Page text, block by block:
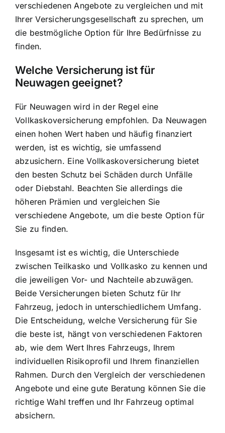
verschiedenen Angebote zu vergleichen und mit
Ihrer Versicherungsgesellschaft zu sprechen, um
die bestmögliche Option für Ihre Bedürfnisse zu
finden.
Welche Versicherung ist für
Neuwagen geeignet?
Für Neuwagen wird in der Regel eine
Vollkaskoversicherung empfohlen. Da Neuwagen
einen hohen Wert haben und häufig finanziert
werden, ist es wichtig, sie umfassend
abzusichern. Eine Vollkaskoversicherung bietet
den besten Schutz bei Schäden durch Unfälle
oder Diebstahl. Beachten Sie allerdings die
höheren Prämien und vergleichen Sie
verschiedene Angebote, um die beste Option für
Sie zu finden.
Insgesamt ist es wichtig, die Unterschiede
zwischen Teilkasko und Vollkasko zu kennen und
die jeweiligen Vor- und Nachteile abzuwägen.
Beide Versicherungen bieten Schutz für Ihr
Fahrzeug, jedoch in unterschiedlichem Umfang.
Die Entscheidung, welche Versicherung für Sie
die beste ist, hängt von verschiedenen Faktoren
ab, wie dem Wert Ihres Fahrzeugs, Ihrem
individuellen Risikoprofil und Ihrem finanziellen
Rahmen. Durch den Vergleich der verschiedenen
Angebote und eine gute Beratung können Sie die
richtige Wahl treffen und Ihr Fahrzeug optimal
absichern.